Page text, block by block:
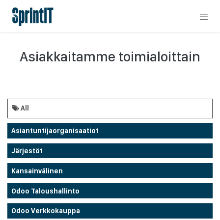
Asiakkaitamme toimialoittain
All
Asiantuntijaorganisaatiot
Järjestöt
Kansainvälinen
Odoo Taloushallinto
Odoo Verkkokauppa